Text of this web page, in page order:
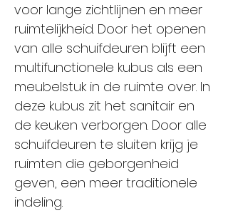
voor lange zichtlijnen en meer
ruimtelijkheid. Door het openen
van alle schuifdeuren blijft een
multifunctionele kubus als een
meubelstuk in de ruimte over. In
deze kubus zit het sanitair en
de keuken verborgen. Door alle
schuifdeuren te sluiten krijg je
ruimten die geborgenheid
geven, een meer traditionele
indeling.